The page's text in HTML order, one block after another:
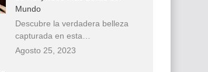
Mundo
Descubre la verdadera belleza
capturada en esta…
Agosto 25, 2023